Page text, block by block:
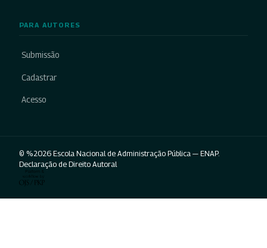
PARA AUTORES
Submissão
Cadastrar
Acesso
© %2026 Escola Nacional de Administração Pública — ENAP.
Declaração de Direito Autoral